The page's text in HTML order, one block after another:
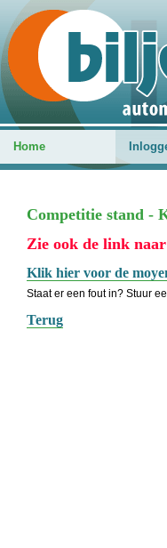
Home
Competitie stand -
Zie ook de link
Klik hier voor de
Staat er een fout in? Stuur
Terug